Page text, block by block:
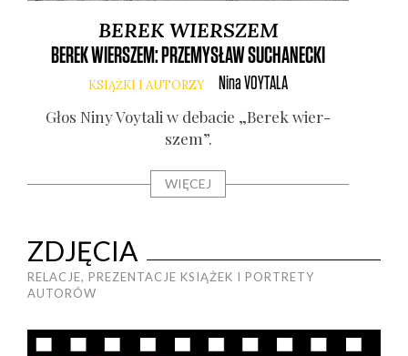
BEREK WIERSZEM
BEREK WIERSZEM: PRZEMYSŁAW SUCHANECKI
KSIĄŻKI I AUTORZY NinaVOYTALA
Głos Niny Voy­ta­li w deba­cie „Berek wier­
szem”.
WIĘCEJ
ZDJĘCIA
RELACJE, PREZENTACJE KSIĄŻEK I PORTRETY
AUTORÓW